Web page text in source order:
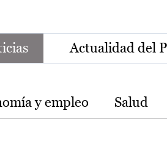
Actualidad del
y empleo Salud